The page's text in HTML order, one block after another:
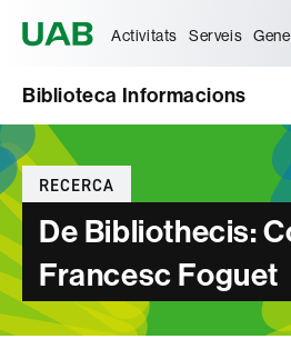
Activitats Serveis
Biblioteca Informacions
Categories
RECERCA
De Bibliothecis:
Francesc Foguet